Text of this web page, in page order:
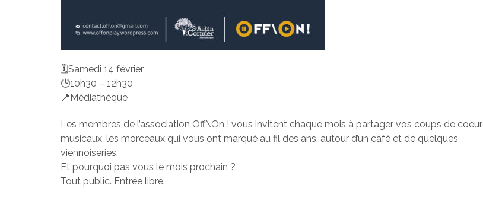
🗓️Samedi 14 février
🕒10h30 – 12h30
📍Médiathèque
Les membres de l’association Off\On ! vous invitent chaque mois à partager vos coups de coeur
musicaux, les morceaux qui vous ont marqué au fil des ans, autour d’un café et de quelques
viennoiseries.
Et pourquoi pas vous le mois prochain ?
Tout public. Entrée libre.